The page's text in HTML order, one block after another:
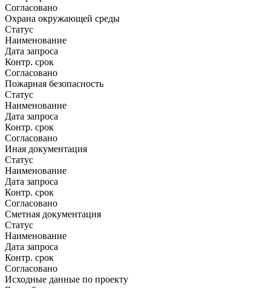
Согласовано
Охрана окружающей среды
Статус
Наименование
Дата запроса
Контр. срок
Согласовано
Пожарная безопасность
Статус
Наименование
Дата запроса
Контр. срок
Согласовано
Иная документация
Статус
Наименование
Дата запроса
Контр. срок
Согласовано
Сметная документация
Статус
Наименование
Дата запроса
Контр. срок
Согласовано
Исходные данные по проекту